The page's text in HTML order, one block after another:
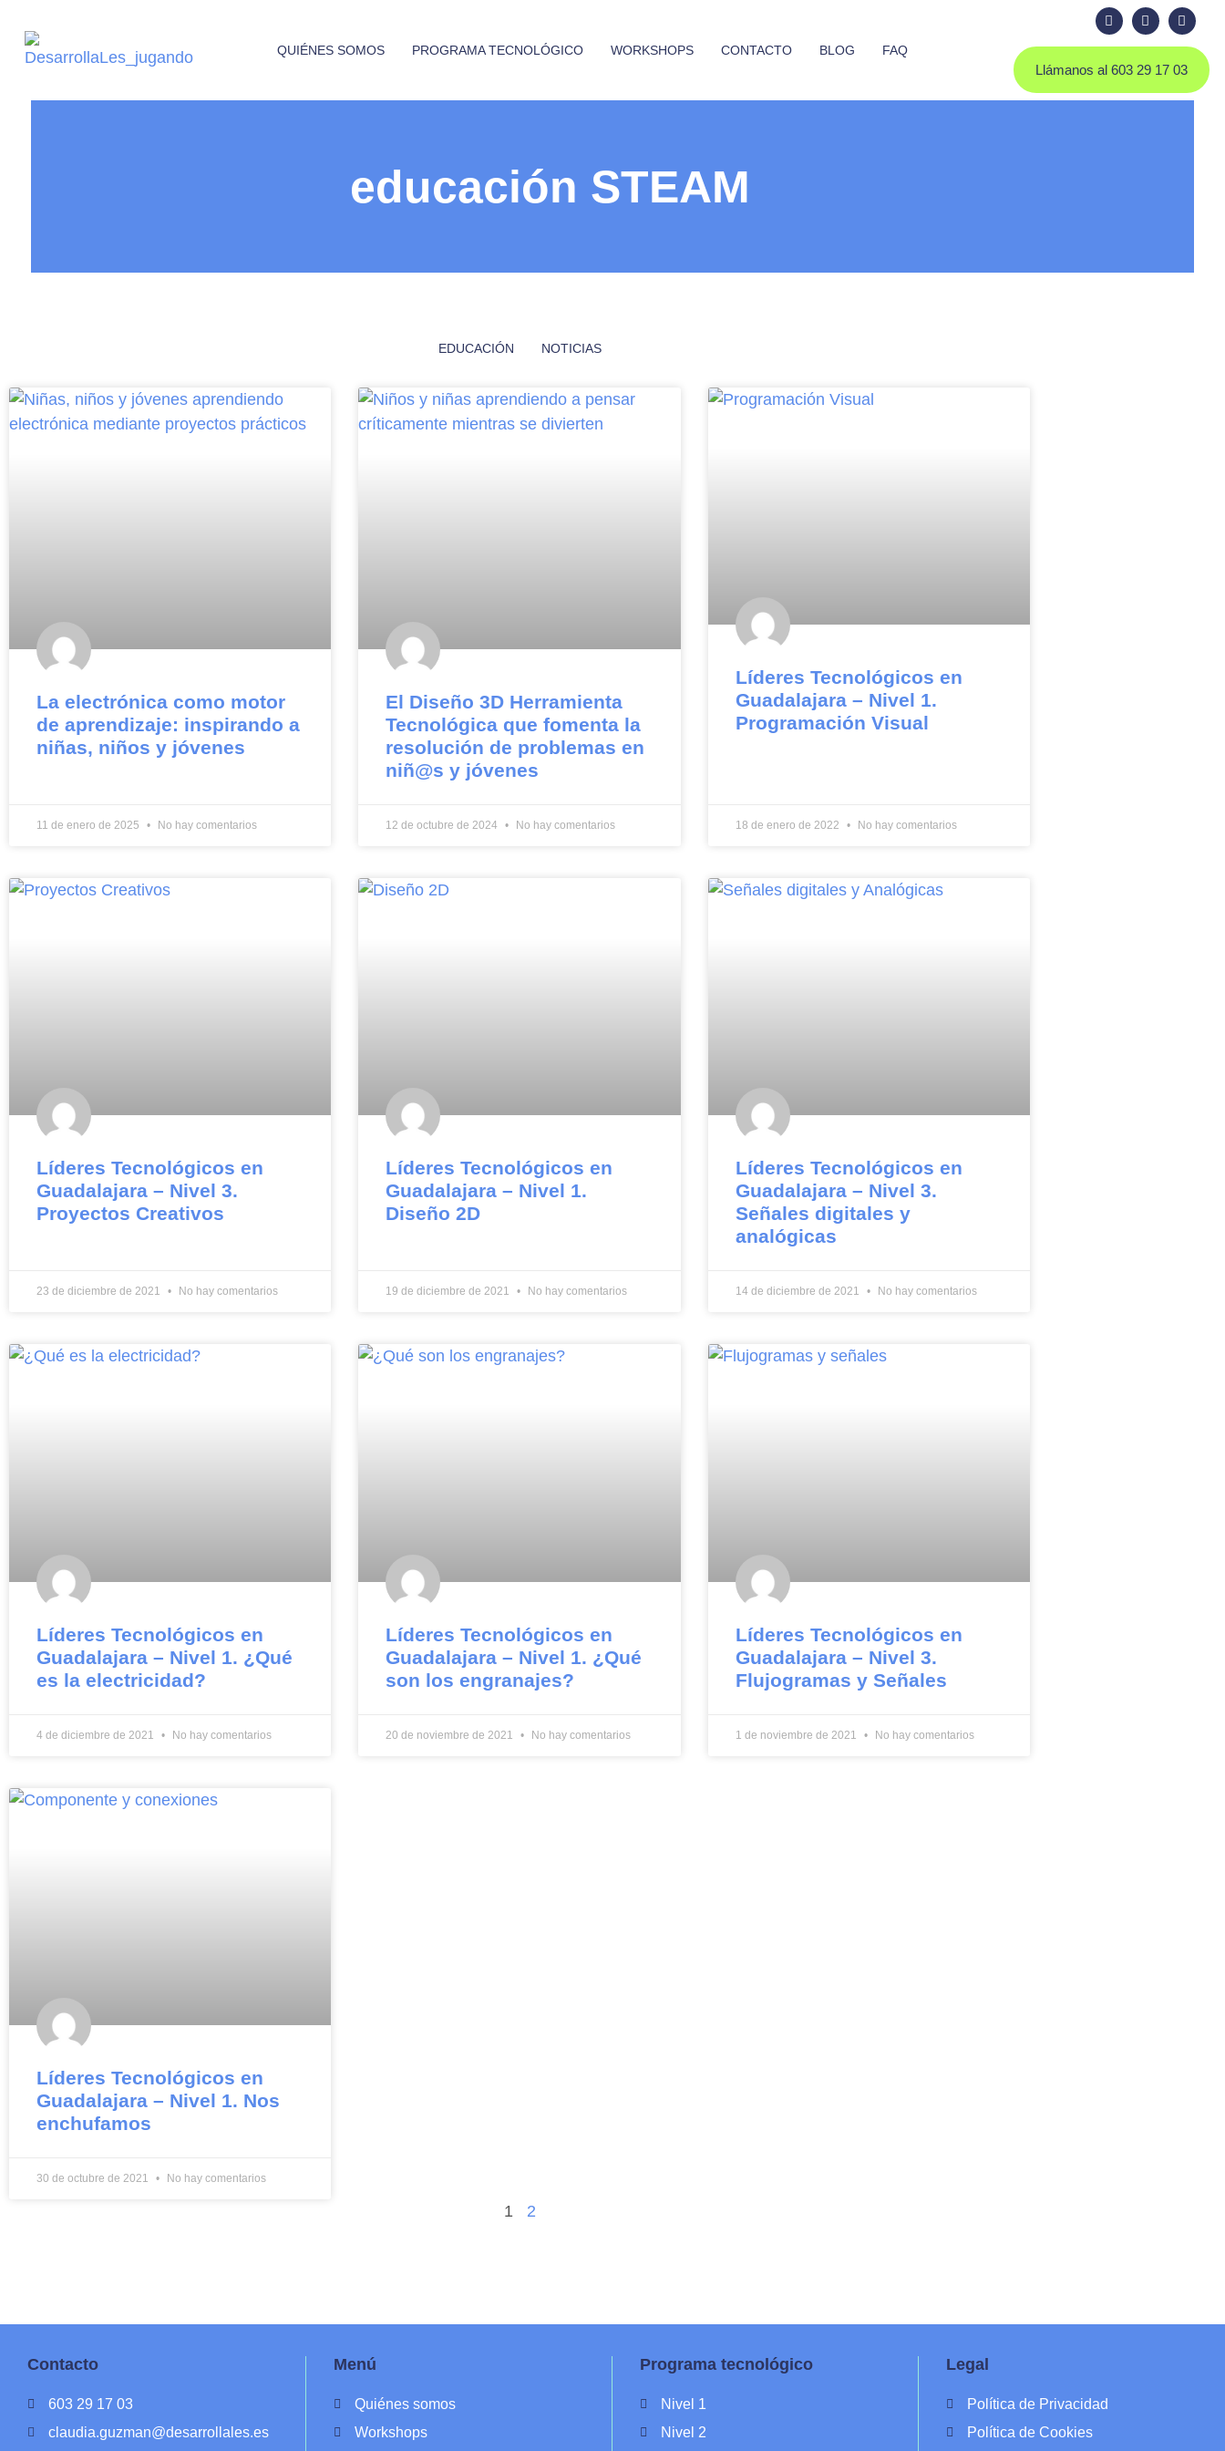
QUIÉNES SOMOS PROGRAMA TECNOLÓGICO WORKSHOPS CONTACTO BLOG FAQ
Llámanos al 603 29 17 03
educación STEAM
EDUCACIÓN NOTICIAS
La electrónica como motor
de aprendizaje: inspirando a
niñas, niños y jóvenes
11 de enero de 2025 No hay comentarios
El Diseño 3D Herramienta
Tecnológica que fomenta la
resolución de problemas en
niñ@s y jóvenes
12 de octubre de 2024 No hay comentarios
Líderes Tecnológicos en
Guadalajara – Nivel 1.
Programación Visual
18 de enero de 2022 No hay comentarios
Líderes Tecnológicos en
Guadalajara – Nivel 3.
Proyectos Creativos
23 de diciembre de 2021 No hay comentarios
Líderes Tecnológicos en
Guadalajara – Nivel 1.
Diseño 2D
19 de diciembre de 2021 No hay comentarios
Líderes Tecnológicos en
Guadalajara – Nivel 3.
Señales digitales y
analógicas
14 de diciembre de 2021 No hay comentarios
Líderes Tecnológicos en
Guadalajara – Nivel 1. ¿Qué
es la electricidad?
4 de diciembre de 2021 No hay comentarios
Líderes Tecnológicos en
Guadalajara – Nivel 1. ¿Qué
son los engranajes?
20 de noviembre de 2021 No hay comentarios
Líderes Tecnológicos en
Guadalajara – Nivel 3.
Flujogramas y Señales
1 de noviembre de 2021 No hay comentarios
Líderes Tecnológicos en
Guadalajara – Nivel 1. Nos
enchufamos
30 de octubre de 2021 No hay comentarios
1 2
Contacto
603 29 17 03
claudia.guzman@desarrollales.es
Menú
Quiénes somos
Workshops
Programa tecnológico
Nivel 1
Nivel 2
Legal
Política de Privacidad
Política de Cookies